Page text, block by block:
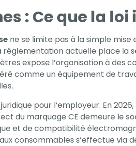
: Ce que la loi
ne se limite pas à la simple mise
réglementation actuelle place la
expose l’organisation à des
comme un équipement de
pour l’employeur. En
du marquage CE demeure le
et de compatibilité
consommables s’effectue via